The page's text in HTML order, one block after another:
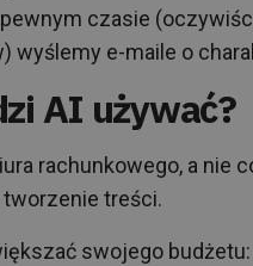
czasie
wyślemy e-maile o
AI używać?
rachunkowego, a nie
treści.
swojego